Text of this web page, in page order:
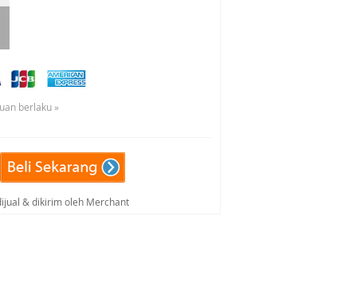
berlaku »
& dikirim oleh Merchant